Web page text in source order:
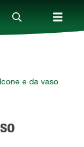
e da vaso